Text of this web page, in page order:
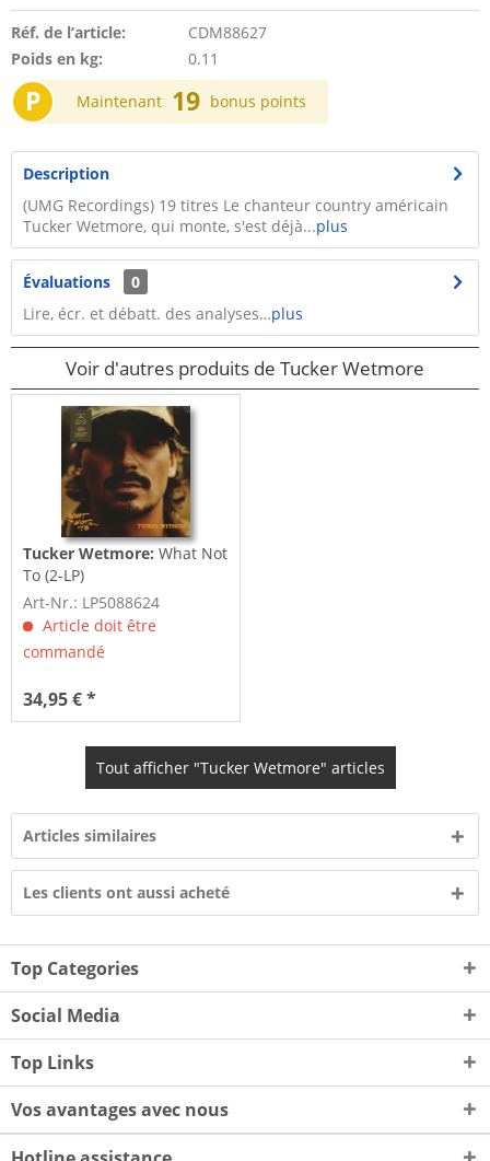
Réf. de l’article:
CDM88627
Poids en kg:
0.11
P Maintenant 19 bonus points
Description
(UMG Recordings) 19 titres Le chanteur country américain
Tucker Wetmore, qui monte, s'est déjà...plus
Évaluations
0
Lire, écr. et débatt. des analyses…plus
Voir d'autres produits de Tucker Wetmore
Tucker Wetmore:What Not
To (2-LP)
Art-Nr.: LP5088624
Article doit être
commandé
34,95 € *
Tout afficher "Tucker Wetmore" articles
Articles similaires
Les clients ont aussi acheté
Top Categories
Social Media
Top Links
Vos avantages avec nous